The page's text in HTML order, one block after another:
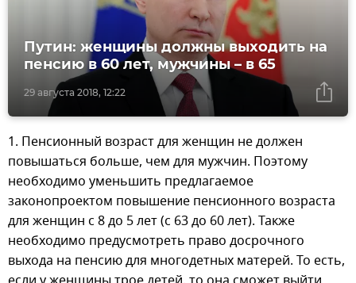
29 августа 2018, 12:22
Путин: женщины должны выходить на
пенсию в 60 лет, мужчины – в 65
1. Пенсионный возраст для женщин не должен
повышаться больше, чем для мужчин. Поэтому
необходимо уменьшить предлагаемое
законопроектом повышение пенсионного возраста
для женщин с 8 до 5 лет (с 63 до 60 лет). Также
необходимо предусмотреть право досрочного
выхода на пенсию для многодетных матерей. То есть,